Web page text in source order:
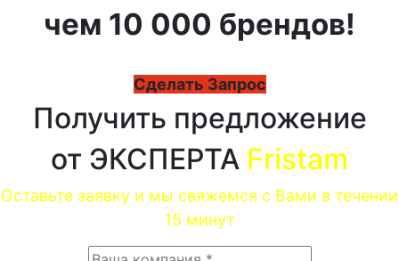
чем 10 000 брендов!
Сделать Запрос
Получить предложение
от ЭКСПЕРТА Fristam
Оставьте заявку и мы свяжемся с Вами в течении
15 минут